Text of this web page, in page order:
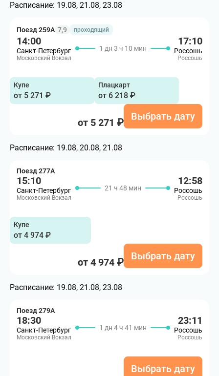
Расписание: 19.08, 21.08, 23.08
Поезд 259А 7,9 проходящий
14:00
Санкт-Петербург
Московский Вокзал
1 дн 3 ч 10 мин
17:10
Россошь
Россошь
Купе
от 5 271 ₽
Плацкарт
от 6 218 ₽
от 5 271 ₽
Выбрать дату
Расписание: 19.08, 20.08, 21.08
Поезд 277А
15:10
Санкт-Петербург
Московский Вокзал
21 ч 48 мин
12:58
Россошь
Россошь
Купе
от 4 974 ₽
от 4 974 ₽
Выбрать дату
Расписание: 19.08, 21.08, 23.08
Поезд 279А
18:30
Санкт-Петербург
Московский Вокзал
1 дн 4 ч 41 мин
23:11
Россошь
Россошь
Выбрать дату